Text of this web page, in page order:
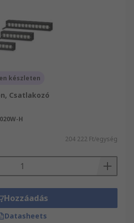
készleten
Csatlakozó
H
204 222 Ft/egység
Hozzáadás
Datasheets